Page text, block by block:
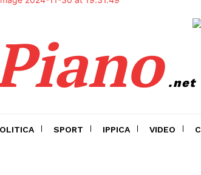
.net
SPORT IPPICA VIDEO